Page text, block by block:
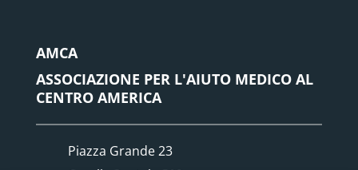
AMCA
ASSOCIAZIONE PER L'AIUTO MEDICO AL
CENTRO AMERICA
Piazza Grande 23